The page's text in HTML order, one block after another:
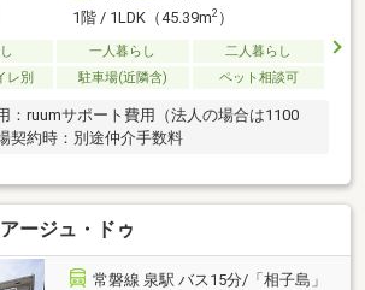
1階 / 1LDK（45.39m2）
一人暮らし
二人暮らし
レ別
駐車場(近隣含) ペット相談可
：ruumサポート費用（法人の場合は1100
契約時：別途仲介手数料
ージュ・ドゥ
常磐線 泉駅 バス15分/「相子島」